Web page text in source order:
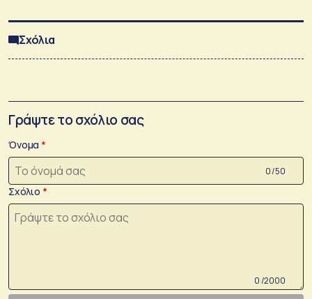
Σχόλια
Γράψτε το σχόλιο σας
Όνομα
0 /50
Σχόλιο
0 /2000